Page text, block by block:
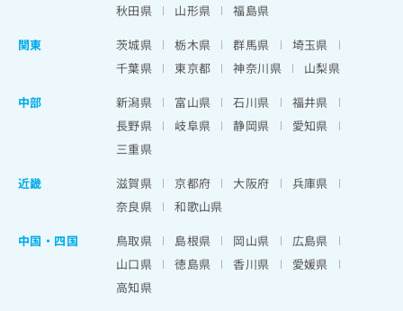
秋田県
山形県
福島県
関東
茨城県 栃木県 群馬県
埼玉県
千葉県
東京都 神奈川県
山梨県
中部
新潟県 富山県 石川県
福井県
長野県
岐阜県 静岡県
愛知県
三重県
近畿
滋賀県 京都府 大阪府
兵庫県
奈良県
和歌山県
中国・四国
鳥取県 島根県 岡山県
広島県
山口県
徳島県 香川県
愛媛県
高知県